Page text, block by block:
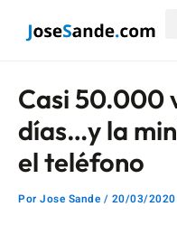
Casi 50.000
días…y la
el teléfono
Por Jose Sande / 20/03/2020
de